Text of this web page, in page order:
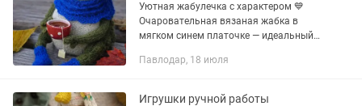
Уютная жабулечка с характером 💙
Очаровательная вязаная жабка в
мягком синем платочке — идеальный
Ручная работа ✨ Уникальный характер
Павлодар, 18 июля
Игрушки ручной работы